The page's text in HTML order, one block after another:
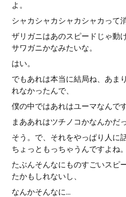
よ。
シャカシャカシャカシャカって
ザリガニはあのスピードじゃ動
サワガニかなみたいな。
はい。
でもあれは本当に結局ね、あま
れなかったんで、
僕の中ではあれはユーマなんです
まああれはツチノコかなんかだ
そう。で、それをやっぱり人に
ちょっともっちゃうんですよね。
たぶんそんなにものすごいスピ
たかもしれないし、
なんかそんなに…